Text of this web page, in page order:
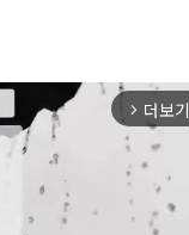
arrow_forward_ios 더보기